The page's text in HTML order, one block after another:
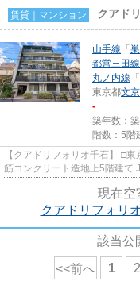
賃貸｜マンション クアド
山手線 「
都営三田線
丸ノ内線 「
東京都文
-
築年数：
階数：5階
【クアドリフォリオ千石】 □東京都文京区千石四丁目24-10 □2017年3月築 □鉄
筋コンクリート造地上5階建て JR巣鴨駅と都営三田線千石駅の中間にあるとても
現在空
クアドリフォリ
該当公
<<前へ 1 2